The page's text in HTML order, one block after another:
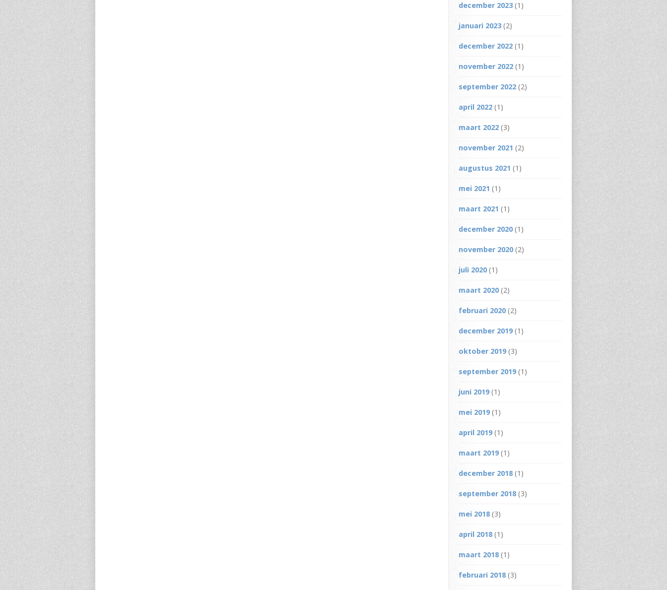
december 2023 (1)
januari 2023 (2)
december 2022 (1)
november 2022 (1)
september 2022 (2)
april 2022 (1)
maart 2022 (3)
november 2021 (2)
augustus 2021 (1)
mei 2021 (1)
maart 2021 (1)
december 2020(1)
november 2020(2)
juli 2020(1)
maart 2020(2)
februari 2020(2)
december 2019(1)
oktober 2019(3)
september 2019(1)
juni 2019(1)
mei 2019(1)
april 2019(1)
maart 2019(1)
december 2018 (1)
september 2018 (3)
mei 2018 (3)
april 2018 (1)
maart 2018 (1)
februari 2018 (3)